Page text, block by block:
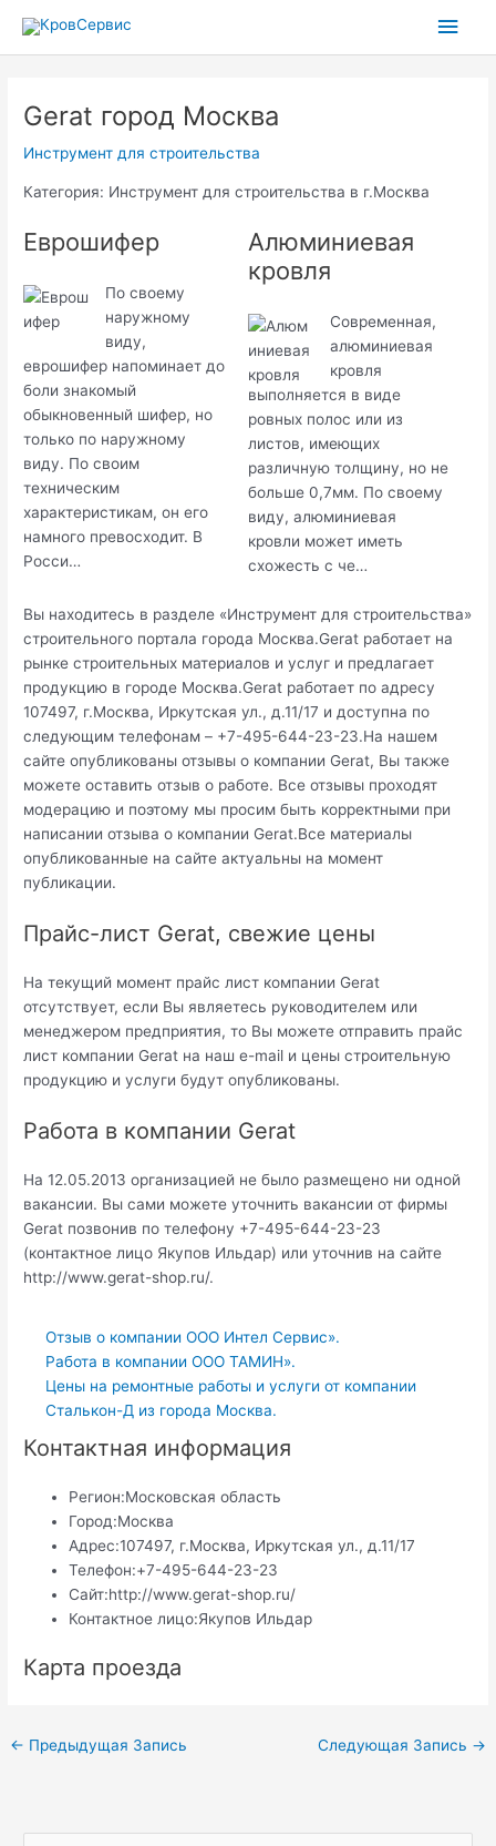
содержимому
Gerat город Москва
Инструмент для строительства
Категория: Инструмент для строительства в г.Москва
Еврошифер
По своему
наружному
виду,
еврошифер напоминает до
боли знакомый
обыкновенный шифер, но
только по наружному
виду. По своим
техническим
характеристикам, он его
намного превосходит. В
Росси…
Алюминиевая
кровля
Современная,
алюминиевая
кровля
выполняется в виде
ровных полос или из
листов, имеющих
различную толщину, но не
больше 0,7мм. По своему
виду, алюминиевая
кровли может иметь
схожесть с че…
Вы находитесь в разделе «Инструмент для строительства»
строительного портала города Москва.Gerat работает на
рынке строительных материалов и услуг и предлагает
продукцию в городе Москва.Gerat работает по адресу
107497, г.Москва, Иркутская ул., д.11/17 и доступна по
следующим телефонам – +7-495-644-23-23.На нашем
сайте опубликованы отзывы о компании Gerat, Вы также
можете оставить отзыв о работе. Все отзывы проходят
модерацию и поэтому мы просим быть корректными при
написании отзыва о компании Gerat.Все материалы
опубликованные на сайте актуальны на момент
публикации.
Прайс-лист Gerat, свежие цены
На текущий момент прайс лист компании Gerat
отсутствует, если Вы являетесь руководителем или
менеджером предприятия, то Вы можете отправить прайс
лист компании Gerat на наш e-mail и цены строительную
продукцию и услуги будут опубликованы.
Работа в компании Gerat
На 12.05.2013 организацией не было размещено ни одной
вакансии. Вы сами можете уточнить вакансии от фирмы
Gerat позвонив по телефону +7-495-644-23-23
(контактное лицо Якупов Ильдар) или уточнив на сайте
http://www.gerat-shop.ru/.
Отзыв о компании ООО Интел Сервис».
Работа в компании ООО ТАМИН».
Цены на ремонтные работы и услуги от компании
Сталькон-Д из города Москва.
Контактная информация
Регион:Московская область
Город:Москва
Адрес:107497, г.Москва, Иркутская ул., д.11/17
Телефон:+7-495-644-23-23
Сайт:http://www.gerat-shop.ru/
Контактное лицо:Якупов Ильдар
Карта проезда
Навигация
← Предыдущая Запись Следующая Запись →